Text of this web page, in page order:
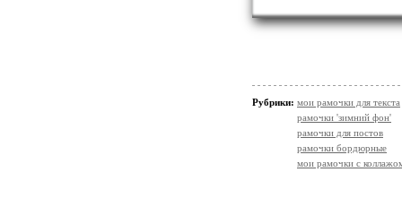
Рубрики: мои рамочки для текста
рамочки 'зимний фон'
рамочки для постов
рамочки бордюрные
мои рамочки с